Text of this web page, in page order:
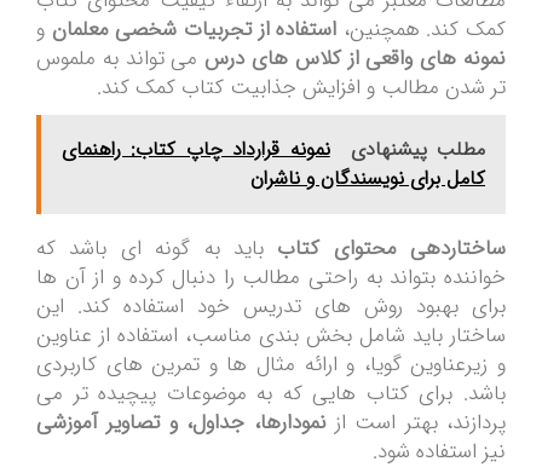
کمک کند. همچنین، استفاده از تجربیات شخصی معلمان و
نمونه های واقعی از کلاس های درس می تواند به ملموس
تر شدن مطالب و افزایش جذابیت کتاب کمک کند.
مطلب پیشنهادی
نمونه قرارداد چاپ کتاب: راهنمای
کامل برای نویسندگان و ناشران
ساختاردهی محتوای کتاب باید به گونه ای باشد که
خواننده بتواند به راحتی مطالب را دنبال کرده و از آن ها
برای بهبود روش های تدریس خود استفاده کند. این
ساختار باید شامل بخش بندی مناسب، استفاده از عناوین
و زیرعناوین گویا، و ارائه مثال ها و تمرین های کاربردی
باشد. برای کتاب هایی که به موضوعات پیچیده تر می
پردازند، بهتر است ازنمودارها، جداول، و تصاویر آموزشی
نیز استفاده شود.